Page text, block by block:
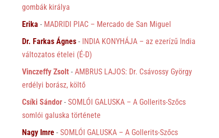
gombák királya
Erika - MADRIDI PIAC – Mercado de San Miguel
Dr. Farkas Ágnes- INDIA KONYHÁJA – az ezerízű India
változatos ételei (É-D)
Vinczeffy Zsolt- AMBRUS LAJOS: Dr. Csávossy György
erdélyi borász, költő
Csíki Sándor- SOMLÓI GALUSKA – A Gollerits-Szőcs
somlói galuska története
Nagy Imre- SOMLÓI GALUSKA – A Gollerits-Szőcs